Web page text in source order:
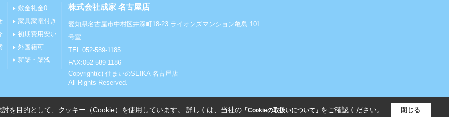
敷金礼金0
家具家電付き
初期費用安い
外国籍可
新築・築浅
株式会社成家 名古屋店
愛知県名古屋市中村区井深町18-23 ライオンズマンション亀島 101
号室
TEL:052-589-1185
FAX:052-589-1186
Copyright(c) 住まいのSEIKA 名古屋店
All Rights Reserved.
を目的として、クッキー（Cookie）を使用しています。 詳しくは、当社の「Cookieの取扱いについて」 をご確認ください。 閉じる